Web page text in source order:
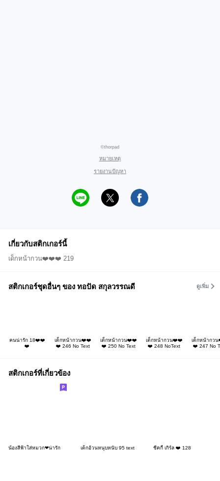
©thorpad
หมายเหตุ
รายงานปัญหา
เกี่ยวกับสติกเกอร์นี้
เด็กหน้ากวน❤️❤️❤️ 219
สติกเกอร์ชุดอื่นๆ ของ ทอปัด สกุลวรรณดี ดูเพิ่ม
คนน่ารัก 18❤️❤️
❤️
เด็กหน้ากวน❤️❤️
❤️ 246 No Text
เด็กหน้ากวน❤️❤️
❤️ 250 No Text
เด็กหน้ากวน❤️❤️
❤️ 248 NoText
เด็กหน้ากว
❤️ 247 No
สติกเกอร์ที่เกี่ยวข้อง
น้องสีฟ้าใส่หมวก❤น่ารัก เด็กอ้วนหนุบหนับ 95 text ชีคกี้ เกิร์ล ❤️ 128